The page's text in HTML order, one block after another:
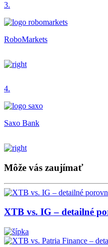
3.
RoboMarkets
4.
Saxo Bank
Môže vás zaujímať
XTB vs. IG – detailné